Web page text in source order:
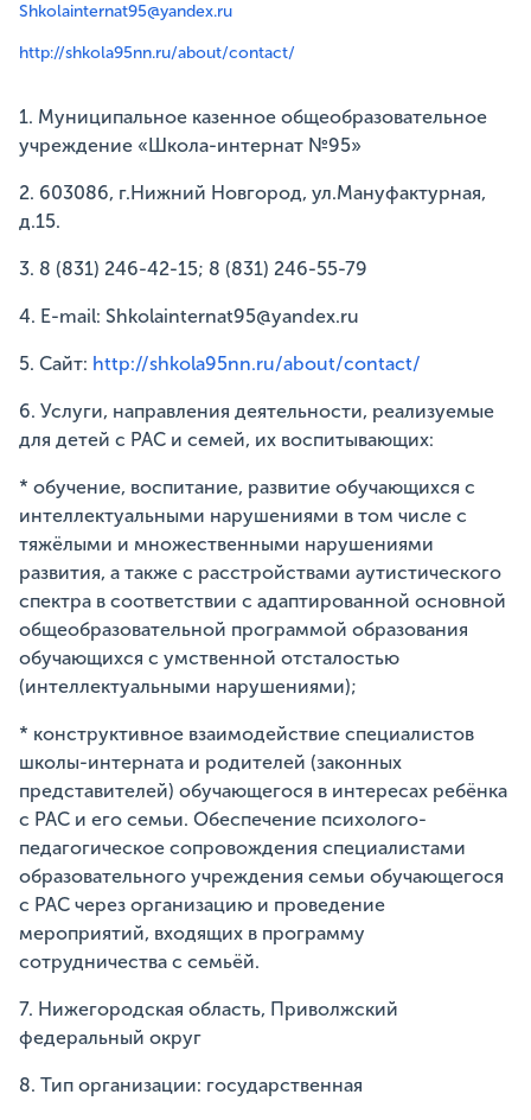
Shkolainternat95@yandex.ru
http://shkola95nn.ru/about/contact/
1. Муниципальное казенное общеобразовательное
учреждение «Школа-интернат №95»
2. 603086, г.Нижний Новгород, ул.Мануфактурная,
д.15.
3. 8 (831) 246-42-15; 8 (831) 246-55-79
4. E-mail: Shkolainternat95@yandex.ru
5. Сайт: http://shkola95nn.ru/about/contact/
6. Услуги, направления деятельности, реализуемые
для детей с РАС и семей, их воспитывающих:
* обучение, воспитание, развитие обучающихся с
интеллектуальными нарушениями в том числе с
тяжёлыми и множественными нарушениями
развития, а также с расстройствами аутистического
спектра в соответствии с адаптированной основной
общеобразовательной программой образования
обучающихся с умственной отсталостью
(интеллектуальными нарушениями);
* конструктивное взаимодействие специалистов
школы-интерната и родителей (законных
представителей) обучающегося в интересах ребёнка
с РАС и его семьи. Обеспечение психолого-
педагогическое сопровождения специалистами
образовательного учреждения семьи обучающегося
с РАС через организацию и проведение
мероприятий, входящих в программу
сотрудничества с семьёй.
7. Нижегородская область, Приволжский
федеральный округ
8. Тип организации: государственная